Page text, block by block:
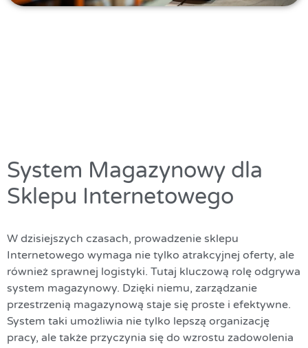
System Magazynowy dla
Sklepu Internetowego
W dzisiejszych czasach, prowadzenie sklepu
Internetowego wymaga nie tylko atrakcyjnej oferty, ale
również sprawnej logistyki. Tutaj kluczową rolę odgrywa
system magazynowy. Dzięki niemu, zarządzanie
przestrzenią magazynową staje się proste i efektywne.
System taki umożliwia nie tylko lepszą organizację
pracy, ale także przyczynia się do wzrostu zadowolenia